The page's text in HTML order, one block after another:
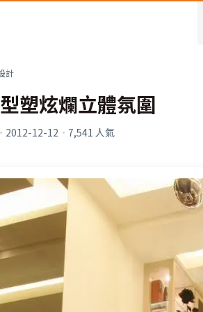
計
塑炫爛立體氛圍
· 2012-12-12 · 7,541 人氣